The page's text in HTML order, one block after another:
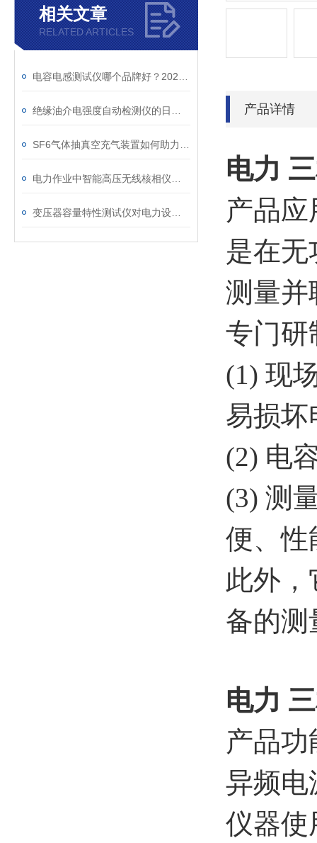
相关文章
RELATED ARTICLES
产品详情
电力
产品应
是在
测量并
专门研
(1) 现
易损坏
(2) 电
(3) 测
便、性
此外
备的测
电力
产品功
异频电
仪器使